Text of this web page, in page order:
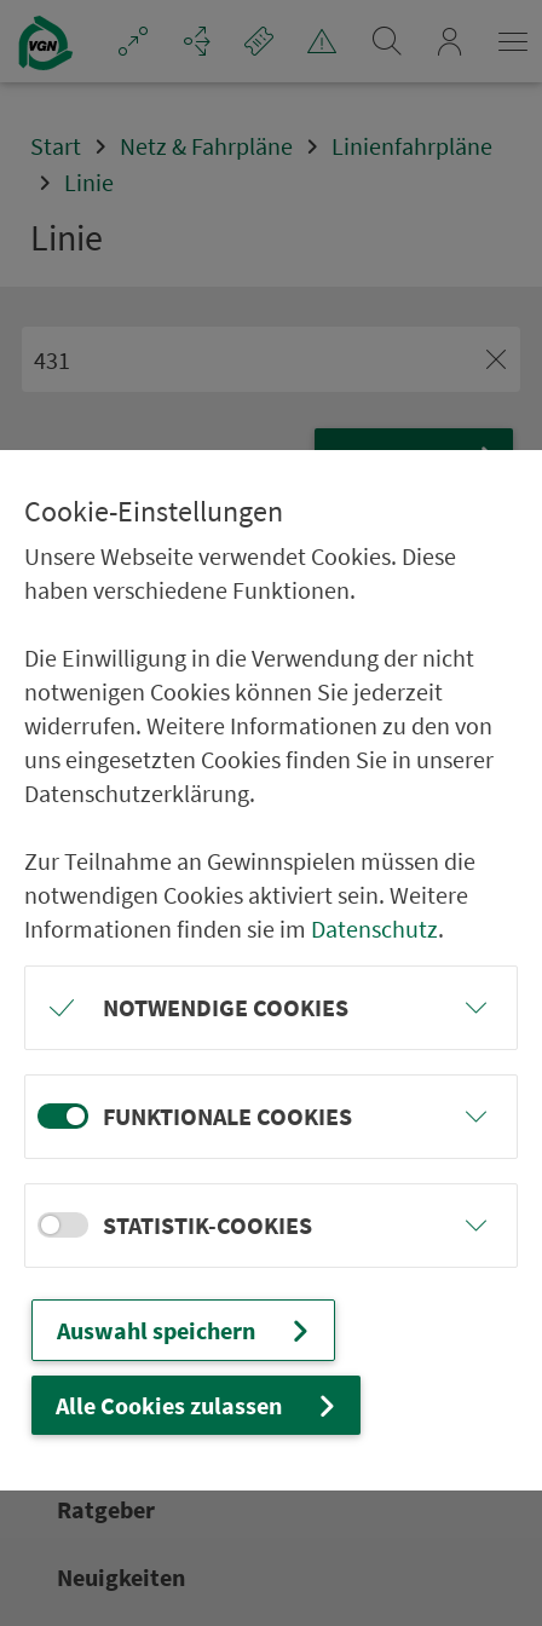
Navigation überspringen
Start Netz & Fahrpläne
Linienfahrpläne
Linie
Linie
abfragen
Ver­kehrs­ver­bund Groß­raum
Nürn­berg
22.000 Qua­drat­ki­lo­me­ter. 130 Ver­kehrs­un­
ter­neh­men. 1.100 Linien. Eine Fahr­kar­te.
Ver­bin­dungen
Abfahrten
Tickets & Preise
Wir sind für Sie da:
Zum Kon­taktformular
Netz & Fahrpläne
Frei­zeit-Tipps
Service
Rat­ge­ber
Neuigkeiten
Cookie-Einstellungen
Unsere Webseite verwendet Cookies. Diese
haben verschiedene Funktionen.
Die Einwilligung in die Verwendung der nicht
notwenigen Cookies können Sie jederzeit
widerrufen. Weitere Informationen zu den von
uns eingesetzten Cookies finden Sie in unserer
Datenschutzerklärung.
Zur Teilnahme an Gewinnspielen müssen die
notwendigen Cookies aktiviert sein. Weitere
Informationen finden sie im Datenschutz.
NOTWENDIGE COOKIES
FUNKTIONALE COOKIES
STATISTIK-COOKIES
Auswahl speichern
Alle Cookies zulassen